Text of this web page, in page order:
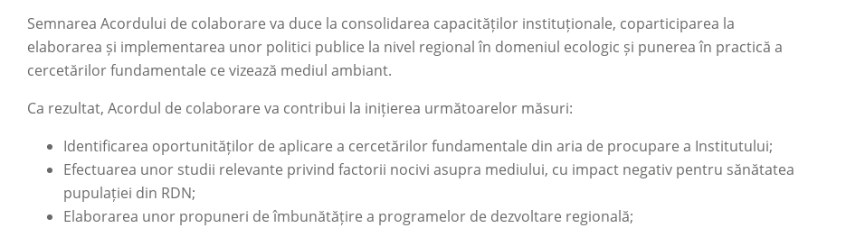
Semnarea Acordului de colaborare va duce la consolidarea capacităților instituționale, coparticiparea la
elaborarea și implementarea unor politici publice la nivel regional în domeniul ecologic și punerea în practică a
cercetărilor fundamentale ce vizează mediul ambiant.
Ca rezultat, Acordul de colaborare va contribui la inițierea următoarelor măsuri:
Identificarea oportunităților de aplicare a cercetărilor fundamentale din aria de procupare a Institutului;
Efectuarea unor studii relevante privind factorii nocivi asupra mediului, cu impact negativ pentru sănătatea
pupulației din RDN;
Elaborarea unor propuneri de îmbunătățire a programelor de dezvoltare regională;